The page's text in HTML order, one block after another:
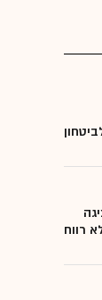
רווח